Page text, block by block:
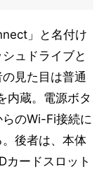
」と名付け
ュドライブと
見た目は普通
内蔵。電源ボタ
のWi-Fi接続に
後者は、本体
カードスロット